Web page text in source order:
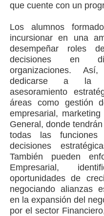
que cuente con un
Los alumnos
incursionar en una
desempeñar roles
decisiones en
organizaciones.
dedicarse a la
asesoramiento
áreas como gestión
empresarial,
General, donde
todas las
decisiones
También pueden
Empresarial,
oportunidades de
negociando alianzas
en la expansión del
por el sector